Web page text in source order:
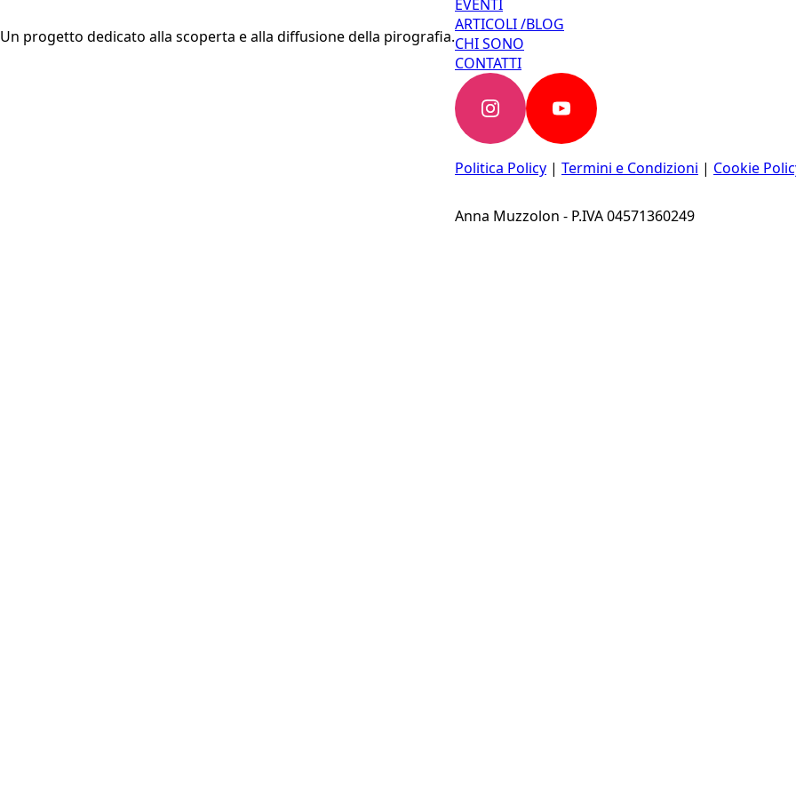
Un progetto dedicato alla scoperta e alla diffusione della pirografia.
EVENTI
ARTICOLI /BLOG
CHI SONO
CONTATTI
Politica Policy | Termini e Condizioni | Cookie
Anna Muzzolon - P.IVA 04571360249